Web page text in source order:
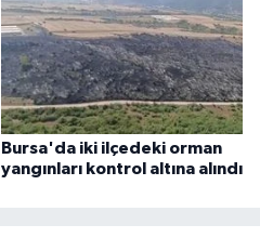
Bursa'da iki ilçedeki orman
yangınları kontrol altına alındı